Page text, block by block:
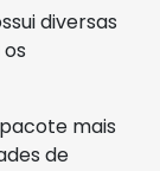
diversas
mais
de